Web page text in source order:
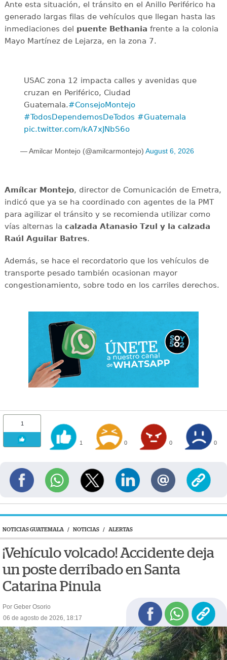
Ante esta situación, el tránsito en el Anillo Periférico ha
generado largas filas de vehículos que llegan hasta las
inmediaciones del puente Bethania frente a la colonia
Mayo Martínez de Lejarza, en la zona 7.
USAC zona 12 impacta calles y avenidas que
cruzan en Periférico, Ciudad
Guatemala.#ConsejoMontejo
#TodosDependemosDeTodos #Guatemala
pic.twitter.com/kA7xJNbS6o
— Amilcar Montejo (@amilcarmontejo) August 6, 2026
Amílcar Montejo, director de Comunicación de Emetra,
indicó que ya se ha coordinado con agentes de la PMT
para agilizar el tránsito y se recomienda utilizar como
vías alternas la calzada Atanasio Tzul y la calzada
Raúl Aguilar Batres.
Además, se hace el recordatorio que los vehículos de
transporte pesado también ocasionan mayor
congestionamiento, sobre todo en los carriles derechos.
1
1 0 0 0
NOTICIAS GUATEMALA / NOTICIAS / ALERTAS
¡Vehículo volcado! Accidente deja
un poste derribado en Santa
Catarina Pinula
Por Geber Osorio
06 de agosto de 2026, 18:17